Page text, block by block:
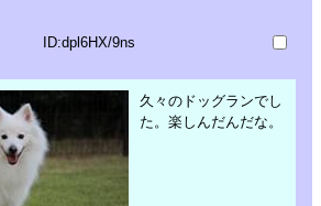
ID:dpl6HX/9ns
久々のドッグランでし
た。楽しんだんだな。